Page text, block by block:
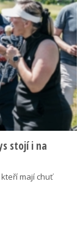
stojí i na
mají chuť